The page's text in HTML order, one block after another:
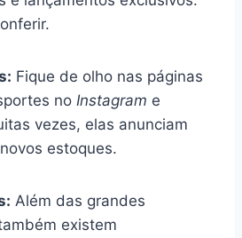
Fique de olho nas páginas
no Instagram e
vezes, elas anunciam
estoques.
Além das grandes
existem